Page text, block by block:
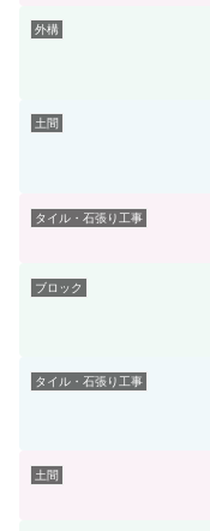
外構
土間
タイル・石張り工事
ブロック
タイル・石張り工事
土間